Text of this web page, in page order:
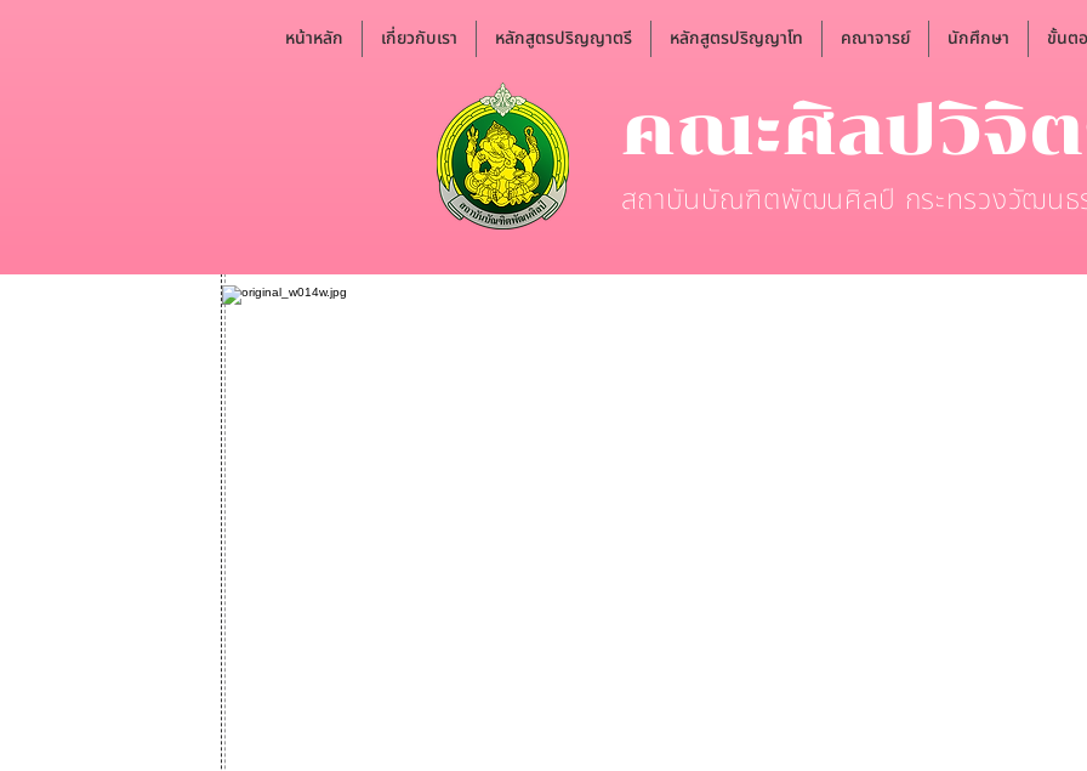
หน้าหลัก เกี่ยวกับเรา หลักสูตรปริญญาตรี หลักสูตรปริญญาโท คณาจารย์ นักศึกษา ขั้นต
คณะศิลปวิจิ
สถาบันบัณฑิตพัฒนศิลป์ กระทรวงวัฒนธ